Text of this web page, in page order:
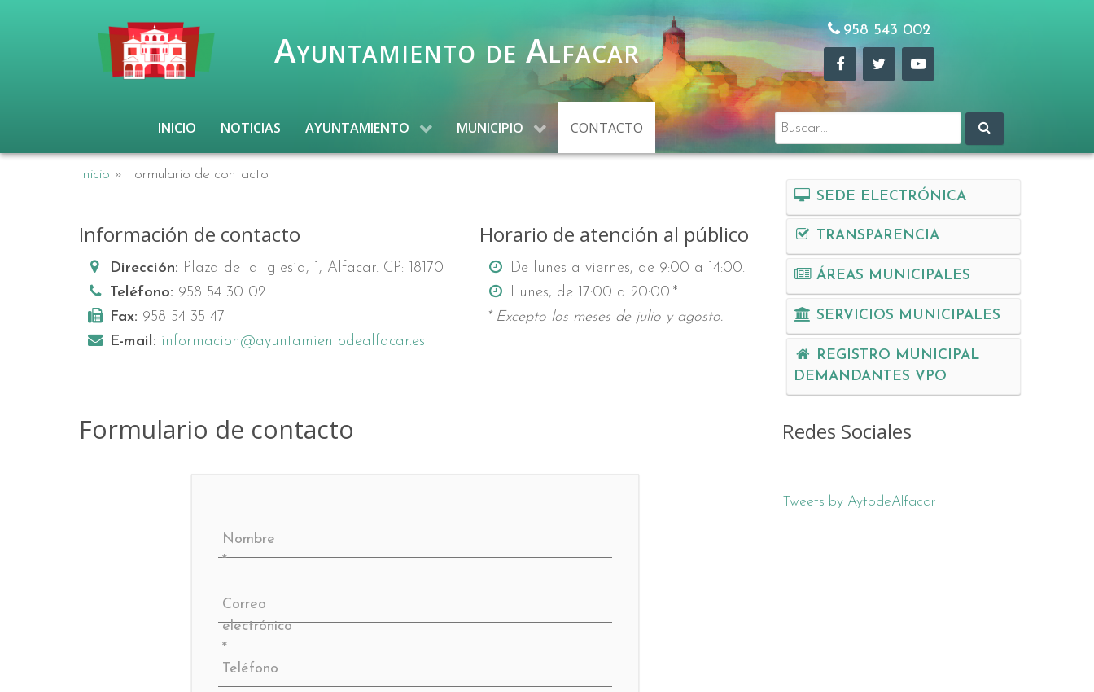
Ayuntamiento de Alfacar 958 543 002
INICIO NOTICIAS AYUNTAMIENTO MUNICIPIO CONTACTO Buscar:
Inicio » Formulario de contacto
Información de contacto
Dirección: Plaza de la Iglesia, 1, Alfacar. CP: 18170
Teléfono: 958 54 30 02
Fax: 958 54 35 47
E-mail: informacion@ayuntamientodealfacar.es
Horario de atención al público
De lunes a viernes, de 9:00 a 14:00.
Lunes, de 17:00 a 20:00.*
* Excepto los meses de julio y agosto.
Formulario de contacto
Nombre
*
Correo
electrónico
*
Teléfono
SEDE ELECTRÓNICA
TRANSPARENCIA
ÁREAS MUNICIPALES
SERVICIOS MUNICIPALES
REGISTRO MUNICIPAL
DEMANDANTES VPO
Redes Sociales
Tweets by AytodeAlfacar